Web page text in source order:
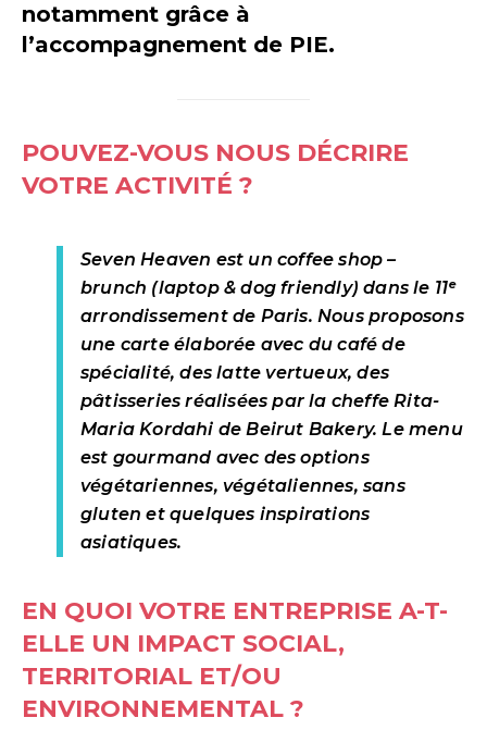
notamment grâce à
l’accompagnement de PIE.
POUVEZ-VOUS NOUS DÉCRIRE
VOTRE ACTIVITÉ ?
Seven Heaven est un coffee shop –
brunch (laptop & dog friendly) dans le 11ᵉ
arrondissement de Paris. Nous proposons
une carte élaborée avec du café de
spécialité, des latte vertueux, des
pâtisseries réalisées par la cheffe Rita-
Maria Kordahi de Beirut Bakery. Le menu
est gourmand avec des options
végétariennes, végétaliennes, sans
gluten et quelques inspirations
asiatiques.
EN QUOI VOTRE ENTREPRISE A-T-
ELLE UN IMPACT SOCIAL,
TERRITORIAL ET/OU
ENVIRONNEMENTAL ?